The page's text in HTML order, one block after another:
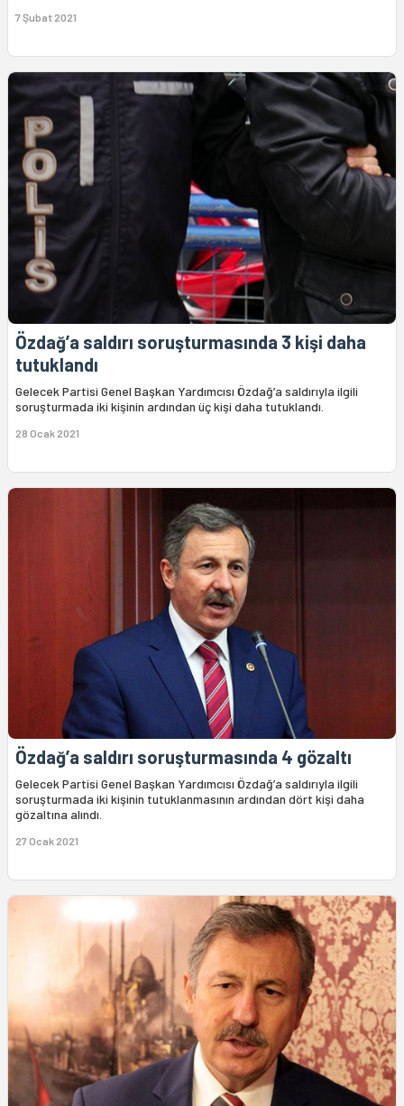
7 Şubat 2021
Özdağ’a saldırı soruşturmasında 3 kişi daha
tutuklandı
Gelecek Partisi Genel Başkan Yardımcısı Özdağ’a saldırıyla ilgili
soruşturmada iki kişinin ardından üç kişi daha tutuklandı.
28 Ocak 2021
Özdağ’a saldırı soruşturmasında 4 gözaltı
Gelecek Partisi Genel Başkan Yardımcısı Özdağ’a saldırıyla ilgili
soruşturmada iki kişinin tutuklanmasının ardından dört kişi daha
gözaltına alındı.
27 Ocak 2021